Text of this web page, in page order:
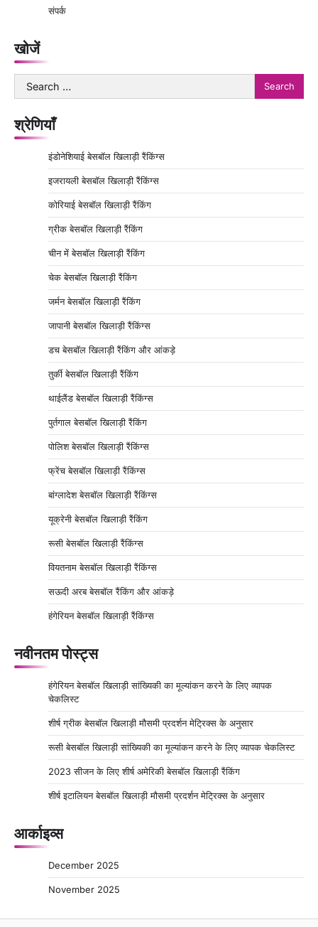
संपर्क
खोजें
Search
for:
श्रेणियाँ
इंडोनेशियाई बेसबॉल खिलाड़ी रैंकिंग्स
इजरायली बेसबॉल खिलाड़ी रैंकिंग्स
कोरियाई बेसबॉल खिलाड़ी रैंकिंग
ग्रीक बेसबॉल खिलाड़ी रैंकिंग
चीन में बेसबॉल खिलाड़ी रैंकिंग
चेक बेसबॉल खिलाड़ी रैंकिंग
जर्मन बेसबॉल खिलाड़ी रैंकिंग
जापानी बेसबॉल खिलाड़ी रैंकिंग्स
डच बेसबॉल खिलाड़ी रैंकिंग और आंकड़े
तुर्की बेसबॉल खिलाड़ी रैंकिंग
थाईलैंड बेसबॉल खिलाड़ी रैंकिंग्स
पुर्तगाल बेसबॉल खिलाड़ी रैंकिंग
पोलिश बेसबॉल खिलाड़ी रैंकिंग्स
फ्रेंच बेसबॉल खिलाड़ी रैंकिंग्स
बांग्लादेश बेसबॉल खिलाड़ी रैंकिंग्स
यूक्रेनी बेसबॉल खिलाड़ी रैंकिंग
रूसी बेसबॉल खिलाड़ी रैंकिंग्स
वियतनाम बेसबॉल खिलाड़ी रैंकिंग्स
सऊदी अरब बेसबॉल रैंकिंग और आंकड़े
हंगेरियन बेसबॉल खिलाड़ी रैंकिंग्स
नवीनतम पोस्ट्स
हंगेरियन बेसबॉल खिलाड़ी सांख्यिकी का मूल्यांकन करने के लिए व्यापक
चेकलिस्ट
शीर्ष ग्रीक बेसबॉल खिलाड़ी मौसमी प्रदर्शन मेट्रिक्स के अनुसार
रूसी बेसबॉल खिलाड़ी सांख्यिकी का मूल्यांकन करने के लिए व्यापक चेकलिस्ट
2023 सीजन के लिए शीर्ष अमेरिकी बेसबॉल खिलाड़ी रैंकिंग
शीर्ष इटालियन बेसबॉल खिलाड़ी मौसमी प्रदर्शन मेट्रिक्स के अनुसार
आर्काइव्स
December 2025
November 2025